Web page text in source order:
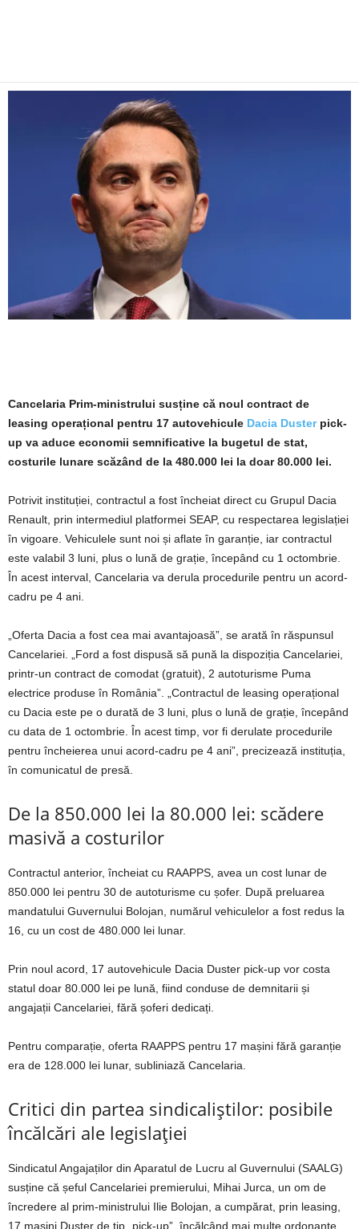
Cancelaria Prim-ministrului susține că noul contract de
leasing operațional pentru 17 autovehicule Dacia Dusterpick-
up va aduce economii semnificative la bugetul de stat,
costurile lunare scăzând de la 480.000 lei la doar 80.000 lei.
Potrivit instituției, contractul a fost încheiat direct cu Grupul Dacia
Renault, prin intermediul platformei SEAP, cu respectarea legislației
în vigoare. Vehiculele sunt noi și aflate în garanție, iar contractul
este valabil 3 luni, plus o lună de grație, începând cu 1 octombrie.
În acest interval, Cancelaria va derula procedurile pentru un acord-
cadru pe 4 ani.
„Oferta Dacia a fost cea mai avantajoasă”, se arată în răspunsul
Cancelariei. „Ford a fost dispusă să pună la dispoziția Cancelariei,
printr-un contract de comodat (gratuit), 2 autoturisme Puma
electrice produse în România”. „Contractul de leasing operațional
cu Dacia este pe o durată de 3 luni, plus o lună de grație, începând
cu data de 1 octombrie. În acest timp, vor fi derulate procedurile
pentru încheierea unui acord-cadru pe 4 ani”, precizează instituția,
în comunicatul de presă.
De la 850.000 lei la 80.000 lei: scădere
masivă a costurilor
Contractul anterior, încheiat cu RAAPPS, avea un cost lunar de
850.000 lei pentru 30 de autoturisme cu șofer. După preluarea
mandatului Guvernului Bolojan, numărul vehiculelor a fost redus la
16, cu un cost de 480.000 lei lunar.
Prin noul acord, 17 autovehicule Dacia Duster pick-up vor costa
statul doar 80.000 lei pe lună, fiind conduse de demnitarii și
angajații Cancelariei, fără șoferi dedicați.
Pentru comparație, oferta RAAPPS pentru 17 mașini fără garanție
era de 128.000 lei lunar, subliniază Cancelaria.
Critici din partea sindicaliștilor: posibile
încălcări ale legislației
Sindicatul Angajaților din Aparatul de Lucru al Guvernului (SAALG)
susține că șeful Cancelariei premierului, Mihai Jurca, un om de
încredere al prim-ministrului Ilie Bolojan, a cumpărat, prin leasing,
17 mașini Duster de tip „pick-up”, încălcând mai multe ordonanțe